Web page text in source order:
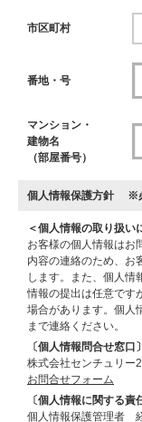
市区町村
番地・号
マンション・
建物名
（部屋番号）
個人情報保護方針 ※
＜個人情報の取り扱い
お客様の個人情報はお
内容の連絡のため、お
します。また、個人情
情報の提出は任意です
場合があります。個人
まで連絡ください。
〔個人情報問合せ窓口〕
株式会社センチュリー
お問合せフォーム
〔個人情報に関する責
個人情報保護管理者